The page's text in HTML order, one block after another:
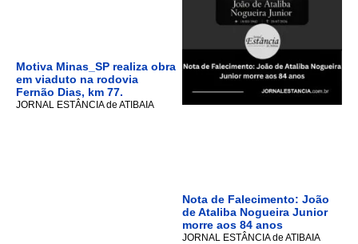
Motiva Minas_SP realiza obra
em viaduto na rodovia
Fernão Dias, km 77.
JORNAL ESTÂNCIA de ATIBAIA
Nota de Falecimento: João
de Ataliba Nogueira Junior
morre aos 84 anos
JORNAL ESTÂNCIA de ATIBAIA